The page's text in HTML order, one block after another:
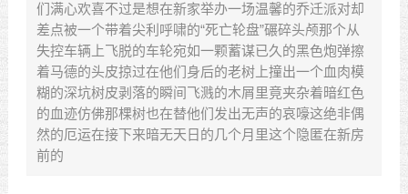
们满心欢喜不过是想在新家举办一场温馨的乔迁派对却
差点被一个带着尖利呼啸的“死亡轮盘”碾碎头颅那个从
失控车辆上飞脱的车轮宛如一颗蓄谋已久的黑色炮弹擦
着马德的头皮掠过在他们身后的老树上撞出一个血肉模
糊的深坑树皮剥落的瞬间飞溅的木屑里竟夹杂着暗红色
的血迹仿佛那棵树也在替他们发出无声的哀嚎这绝非偶
然的厄运在接下来暗无天日的几个月里这个隐匿在新房
前的